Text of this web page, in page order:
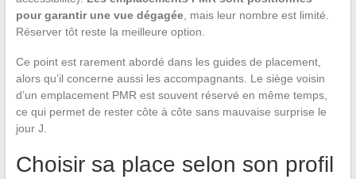
pour garantir une vue dégagée, mais leur nombre est limité.
Réserver tôt reste la meilleure option.
Ce point est rarement abordé dans les guides de placement,
alors qu’il concerne aussi les accompagnants. Le siège voisin
d’un emplacement PMR est souvent réservé en même temps,
ce qui permet de rester côte à côte sans mauvaise surprise le
jour J.
Choisir sa place selon son profil